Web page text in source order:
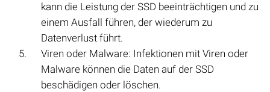
kann die Leistung der SSD beeinträchtigen und zu
einem Ausfall führen, der wiederum zu
Datenverlust führt.
Viren oder Malware: Infektionen mit Viren oder
Malware können die Daten auf der SSD
beschädigen oder löschen.